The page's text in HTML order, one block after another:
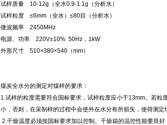
试样质量 10-12g（全水0.9-1.1g（分析水）
试样粒度 ≤6mm（全水）≤80目（分析水）
微波频率 2450MHz
电源、功率 220V±10% 50Hz，1kW
外形尺寸 510×380×540（mm）
煤炭全水分的测定对煤样的要求：
1.试样的粒度需要符合国标要求，试样粒度应小于13mm。若
小，否则，在采制样的过程中会使外在水分有所损失，使得测定
2.干燥温度必须按国标要求加以控制。干燥箱的温控性能要良